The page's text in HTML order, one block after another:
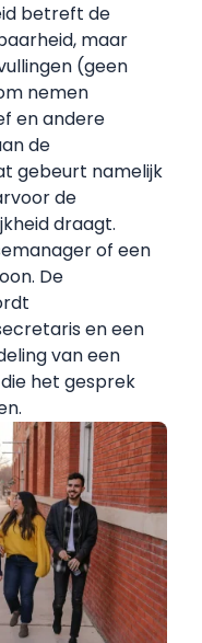
betreft de
maar
(geen
nemen
en andere
de
gebeurt namelijk
de
draagt.
of een
De
en een
van een
het gesprek